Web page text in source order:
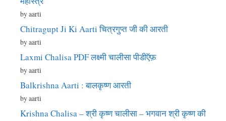
by aarti
Chitragupt Ji Ki Aarti चित्रगुप्त जी की आरती
by aarti
Laxmi Chalisa PDF लक्ष्मी चालीसा पीडीऍफ़
by aarti
Balkrishna Aarti : बालकृष्ण आरती
by aarti
Krishna Chalisa – श्री कृष्ण चालीसा – भगवान श्री कृष्ण की